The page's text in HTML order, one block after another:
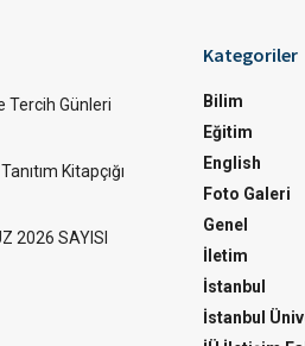
Tercih Günleri
Kitapçığı
2026 SAYISI
Kategoriler
Bilim
Eğitim
English
Foto Galeri
Genel
İletim
İstanbul
İstanbul